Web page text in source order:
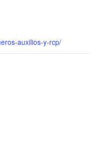
auxilios-y-rcp/